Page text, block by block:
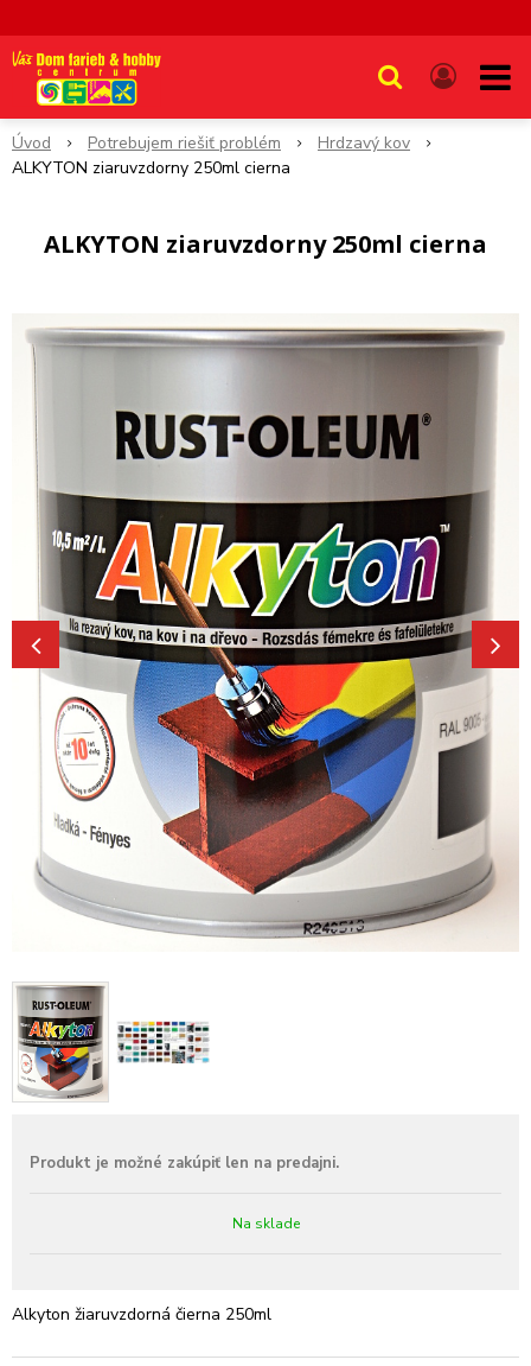
Úvod Potrebujem riešiť problém
Hrdzavý kov
ALKYTON ziaruvzdorny 250ml cierna
ALKYTON ziaruvzdorny 250ml cierna
Na sklade
Alkyton žiaruvzdorná čierna 250ml